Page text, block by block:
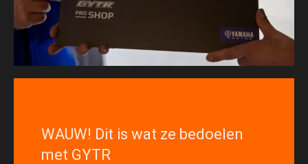
WAUW! Dit is wat ze bedoelen
met GYTR